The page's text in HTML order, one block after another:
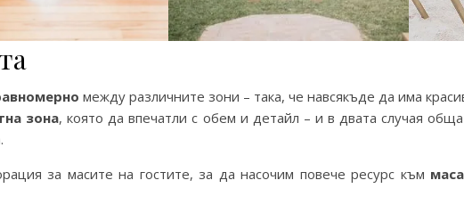
между различните зони – така, че навсякъде да има
зона, която да впечатли с обем и детайл – и в двата случая
за масите на гостите, за да насочим повече ресурс към